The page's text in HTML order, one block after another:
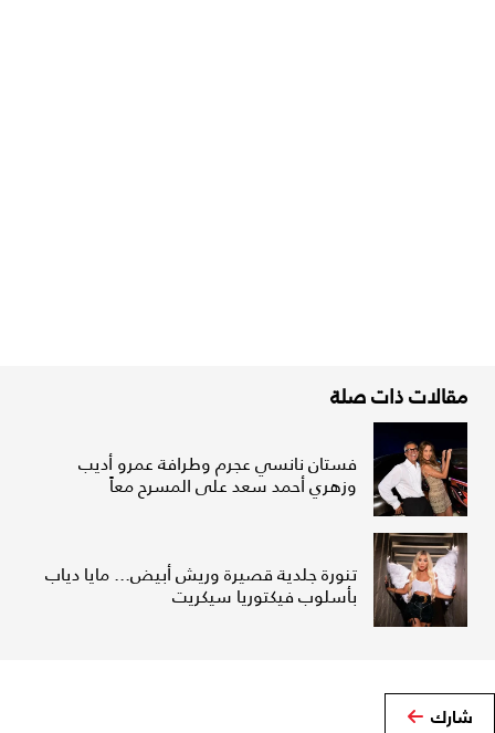
مقالات ذات صلة
فستان نانسي عجرم وطرافة عمرو أديب
وزهري أحمد سعد على المسرح معاً
تنورة جلدية قصيرة وريش أبيض... مايا دياب
بأسلوب فيكتوريا سيكريت
شارك